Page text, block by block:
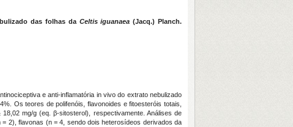
das folhas da Celtis iguanaea (Jacq.) Planch.
e anti-inflamatória in vivo do extrato nebulizado
Os teores de polifenóis, flavonoides e fitoesteróis totais,
mg/g (eq. β-sitosterol), respectivamente. Análises de
2), flavonas (n = 4, sendo dois heterosídeos derivados da